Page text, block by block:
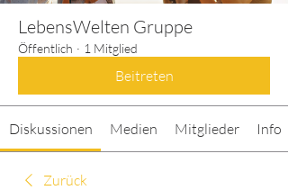
LebensWelten Gruppe
Öffentlich · 1 Mitglied
Beitreten
Diskussionen Medien Mitglieder Info
Zurück